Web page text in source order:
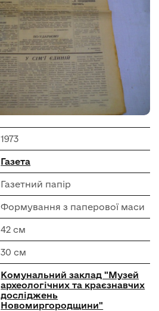
1973
Газета
Газетний папір
Формування з паперової маси
42 см
30 см
Комунальний заклад "Музей
археологічних та краєзнавчих
досліджень
Новомиргородщини"